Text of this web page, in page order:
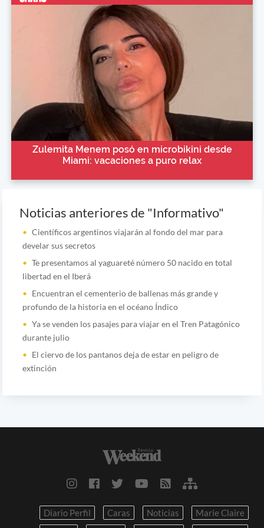
Zulemita Menem posó en microbikini desde
Miami: vacaciones a puro relax
Noticias anteriores de "Informativo"
Científicos argentinos viajarán al fondo del mar para
develar sus secretos
Te presentamos al yaguareté número 50 nacido en total
libertad en el Iberá
Encuentran el cementerio de ballenas más grande y
profundo de la historia en el océano Índico
Ya se venden los pasajes para viajar en el Tren Patagónico
durante julio
El ciervo de los pantanos deja de estar en peligro de
extinción
Diario Perfil Caras Noticias
Marie Claire